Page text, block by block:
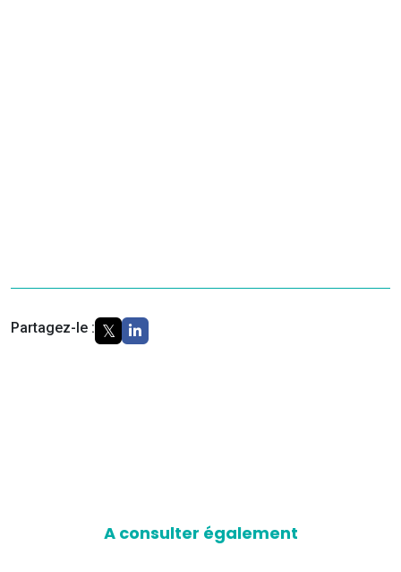
Partagez-le :
A consulter également